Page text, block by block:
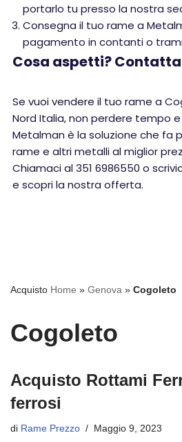
portarlo tu presso la nostra
Consegna il tuo rame a
pagamento in contanti o
Cosa aspetti?
Se vuoi vendere il tuo rame a
Nord Italia, non perdere tempo
Metalman è la soluzione che fa
rame e altri metalli al miglior
Chiamaci al 351 6986550 o
e scopri la nostra offerta.
Acquisto Home » Genova » Cogoleto
Cogoleto
Acquisto Rottami
ferrosi
di Rame Prezzo Maggio 9, 2023